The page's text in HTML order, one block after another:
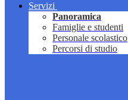
Servizi
Panoramica
Famiglie e studenti
Personale scolastico
Percorsi di studio